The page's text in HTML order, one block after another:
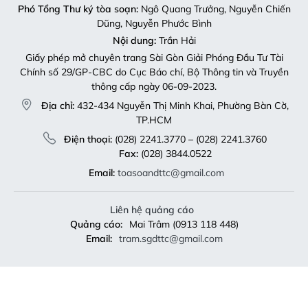
Phó Tổng Thư ký tòa soạn:Ngô Quang Trưởng, Nguyễn Chiến
Dũng, Nguyễn Phước Bình
Nội dung:Trần Hải
Giấy phép mở chuyên trang Sài Gòn Giải Phóng Đầu Tư Tài
Chính số 29/GP-CBC do Cục Báo chí, Bộ Thông tin và Truyền
thông cấp ngày 06-09-2023.
Địa chỉ: 432-434 Nguyễn Thị Minh Khai, Phường Bàn Cờ,
TP.HCM
Điện thoại:(028) 2241.3770 – (028) 2241.3760
Fax:(028) 3844.0522
Email: toasoandttc@gmail.com
Liên hệ quảng cáo
Quảng cáo:
Mai Trâm (0913 118 448)
Email: tram.sgdttc@gmail.com